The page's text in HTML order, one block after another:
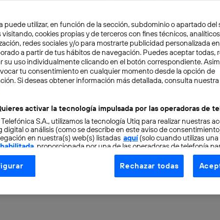
3 min
de Internet en España
confirman una
puede utilizar, en función de la sección, subdominio o apartado del
visitando, cookies propias y de terceros con fines técnicos,
redes sociales y/o para mostrarte publicidad personalizada
a partir de tus hábitos de navegación. Puedes aceptar todas,
su uso individualmente clicando en el botón correspondiente.
tu consentimiento en cualquier momento desde la opción de
Si deseas obtener información más detallada, consulta nuestra
activar la tecnología impulsada por las operadoras de
S.A., utilizamos la tecnología Utiq para realizar nuestras
digital o análisis (como se describe en este aviso de
en nuestra(s) web(s) listadas aquí(solo cuando utilizas una
, proporcionada por una de las operadoras de telefonía
consentimiento en cada página web).
Utiq está diseñada con la privacidad como prioridad
dirección IP y otra información de la cuenta de cliente de
Rechazar todas